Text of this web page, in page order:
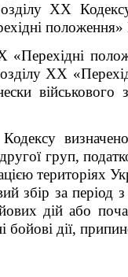
XX
положення»
«Перехідні
XX
військового
груп,
територіях
збір за період
дій або
бойові дії,